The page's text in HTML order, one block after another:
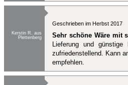
Kerstin R. aus
Plettenberg
Geschrieben im Herbst 2017
Sehr schöne Wäre mit
Lieferung und
zufriedenstellend. Kann
empfehlen.